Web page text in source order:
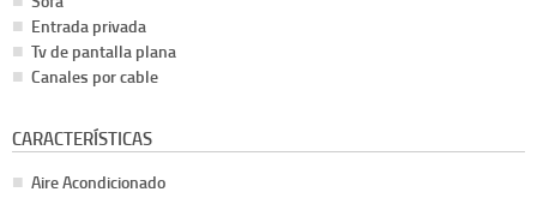
Entrada privada
Tv de pantalla plana
Canales por cable
CARACTERÍSTICAS
Aire Acondicionado